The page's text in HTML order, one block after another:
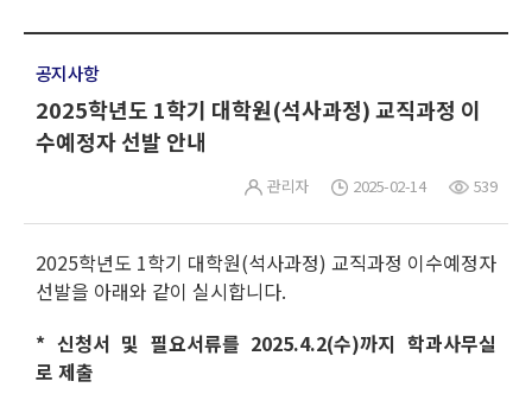
공지사항
2025학년도 1학기 대학원(석사과정) 교직과정 이
수예정자 선발 안내
관리자 2025-02-14 539
2025학년도 1학기 대학원(석사과정) 교직과정 이수예정자
선발을 아래와 같이 실시합니다.
* 신청서 및 필요서류를 2025.4.2(수)까지 학과사무실
로 제출